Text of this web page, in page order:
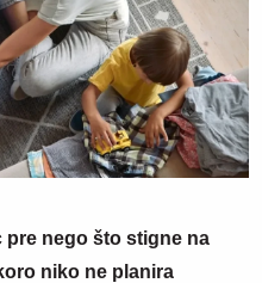
pre nego što stigne na
niko ne planira